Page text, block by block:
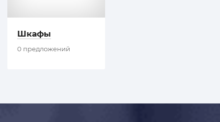
Шкафы
0 предложений